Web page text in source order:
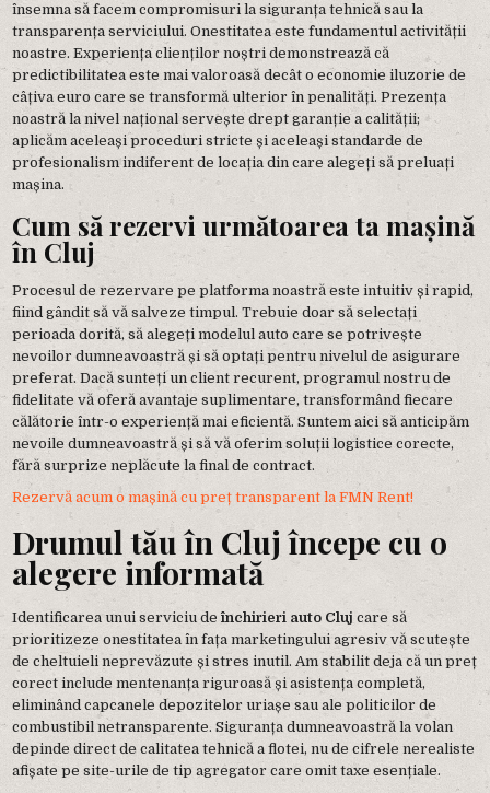
însemna să facem compromisuri la siguranța tehnică sau la
transparența serviciului. Onestitatea este fundamentul activității
noastre. Experiența clienților noștri demonstrează că
predictibilitatea este mai valoroasă decât o economie iluzorie de
câțiva euro care se transformă ulterior în penalități. Prezența
noastră la nivel național servește drept garanție a calității;
aplicăm aceleași proceduri stricte și aceleași standarde de
profesionalism indiferent de locația din care alegeți să preluați
mașina.
Cum să rezervi următoarea ta mașină
în Cluj
Procesul de rezervare pe platforma noastră este intuitiv și rapid,
fiind gândit să vă salveze timpul. Trebuie doar să selectați
perioada dorită, să alegeți modelul auto care se potrivește
nevoilor dumneavoastră și să optați pentru nivelul de asigurare
preferat. Dacă sunteți un client recurent, programul nostru de
fidelitate vă oferă avantaje suplimentare, transformând fiecare
călătorie într-o experiență mai eficientă. Suntem aici să anticipăm
nevoile dumneavoastră și să vă oferim soluții logistice corecte,
fără surprize neplăcute la final de contract.
Rezervă acum o mașină cu preț transparent la FMN Rent!
Drumul tău în Cluj începe cu o
alegere informată
Identificarea unui serviciu deînchirieri auto Cluj care să
prioritizeze onestitatea în fața marketingului agresiv vă scutește
de cheltuieli neprevăzute și stres inutil. Am stabilit deja că un preț
corect include mentenanța riguroasă și asistența completă,
eliminând capcanele depozitelor uriașe sau ale politicilor de
combustibil netransparente. Siguranța dumneavoastră la volan
depinde direct de calitatea tehnică a flotei, nu de cifrele nerealiste
afișate pe site-urile de tip agregator care omit taxe esențiale.